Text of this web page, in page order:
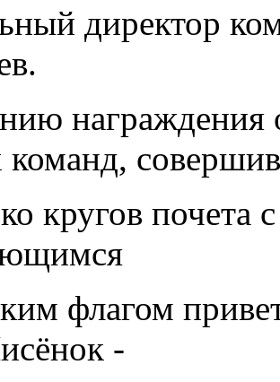
директор
награждения
команд, совершив
кругов
флагом
-